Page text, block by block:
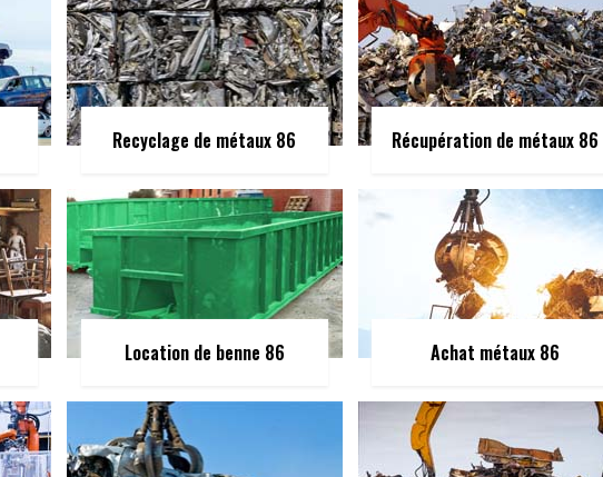
Recyclage de métaux 86 Récupération de métaux 86
Location de benne 86 Achat métaux 86